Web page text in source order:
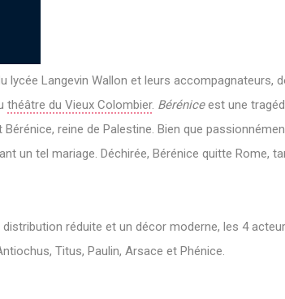
lycée Langevin Wallon et leurs accompagnateurs,
théâtre du Vieux Colombier. Béréniceest une
reine de Palestine. Bien que
un tel mariage. Déchirée, Bérénice quitte Rome,
réduite et un décor moderne, les 4
Titus, Paulin, Arsace et Phénice.